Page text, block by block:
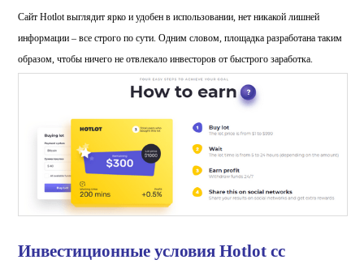
Сайт Hotlot выглядит ярко и удобен в использовании, нет никакой лишней
информации – все строго по сути. Одним словом, площадка разработана таким
образом, чтобы ничего не отвлекало инвесторов от быстрого заработка.
Инвестиционные условия Hotlot cc